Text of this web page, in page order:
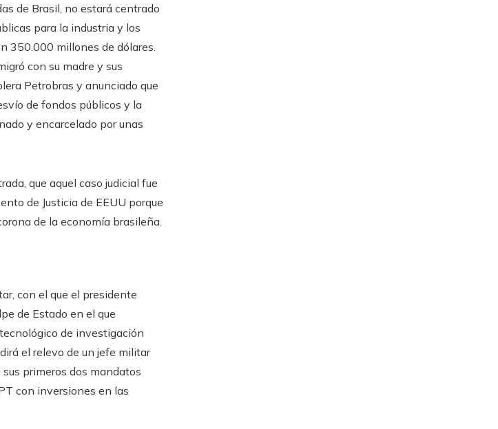
de Brasil, no estará centrado
para la industria y los
350.000 millones de dólares.
con su madre y sus
Petrobras y anunciado que
de fondos públicos y la
y encarcelado por unas
que aquel caso judicial fue
de Justicia de EEUU porque
de la economía brasileña.
con el que el presidente
de Estado en el que
de investigación
el relevo de un jefe militar
primeros dos mandatos
con inversiones en las